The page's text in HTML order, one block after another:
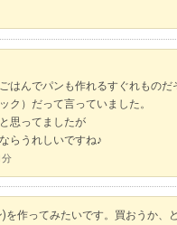
はんでパンも作れるすぐれものだ
ク）だって言っていました。
思ってましたが
らうれしいですね♪
分
を作ってみたいです。買おうか、